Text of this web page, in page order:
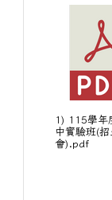
1) 115學年
中實驗班(招
會).pdf